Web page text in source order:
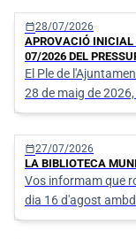
calendar_today28/07/2026
APROVACIÓ INICIAL
07/2026 DEL
El Ple de
28 de maig de
modificació del
576/2026)
calendar_today27/07/2026
LA BIBLIOTECA
Vos informam que
dia 16 d'agost